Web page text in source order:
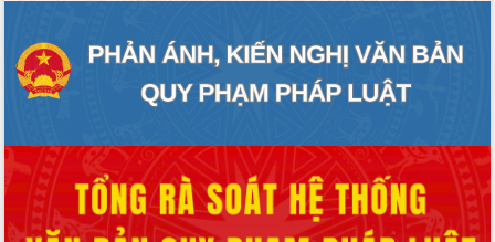
Tăng cường giám sát, đôn đốc thực
hiện nhiệm vụ quản lý tài sản công
hàng tuần
Tháo gỡ những vướng mắc, đẩy mạnh
tại Trung tâm Phục vụ hành chính
công tỉnh
Đắk Lắk: Tôn vinh 46 giải pháp tại Hội
thi Sáng tạo Kỹ thuật 2024 - 2025